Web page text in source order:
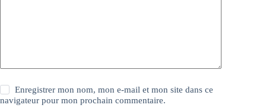
Enregistrer mon nom, mon e-mail et mon site dans ce
navigateur pour mon prochain commentaire.